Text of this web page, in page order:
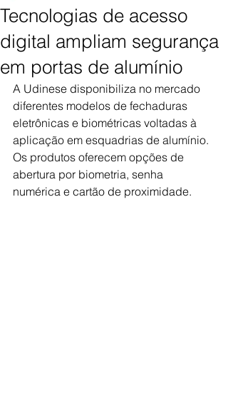
Tecnologias de acesso
digital ampliam segurança
em portas de alumínio
A Udinese disponibiliza no mercado
diferentes modelos de fechaduras
eletrônicas e biométricas voltadas à
aplicação em esquadrias de alumínio.
Os produtos oferecem opções de
abertura por biometria, senha
numérica e cartão de proximidade.